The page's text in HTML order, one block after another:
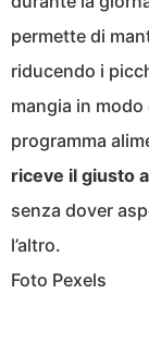
permette di
riducendo i
mangia in
programma
riceve il giusto
senza dover
l’altro.
Foto Pexels